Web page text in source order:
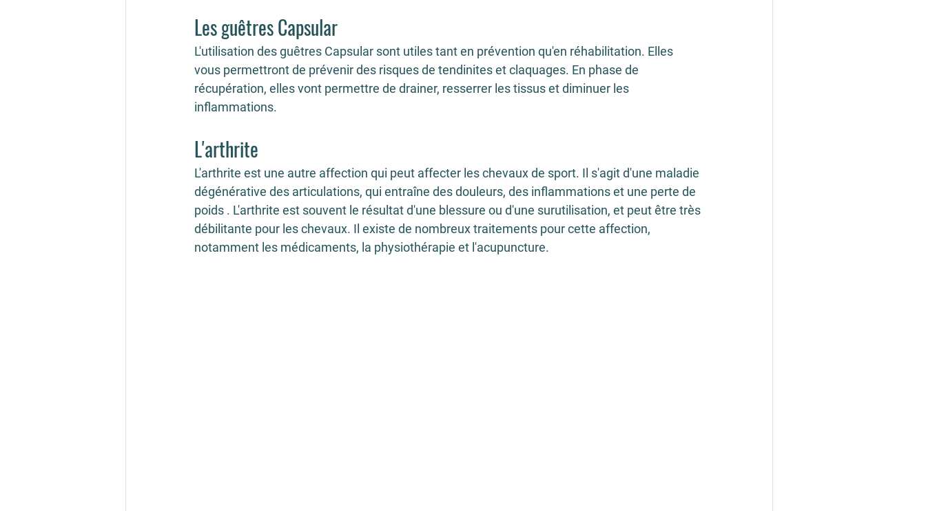
Les guêtres Capsular
L'utilisation des guêtres Capsular sont utiles tant en prévention qu'en réhabilitation. Elles
vous permettront de prévenir des risques de tendinites et claquages. En phase de
récupération, elles vont permettre de drainer, resserrer les tissus et diminuer les
inflammations.
L'arthrite
L'arthrite est une autre affection qui peut affecter les chevaux de sport. Il s'agit d'une maladie
dégénérative des articulations, qui entraîne des douleurs, des inflammations et une perte de
poids . L'arthrite est souvent le résultat d'une blessure ou d'une surutilisation, et peut être très
débilitante pour les chevaux. Il existe de nombreux traitements pour cette affection,
notamment les médicaments, la physiothérapie et l'acupuncture.